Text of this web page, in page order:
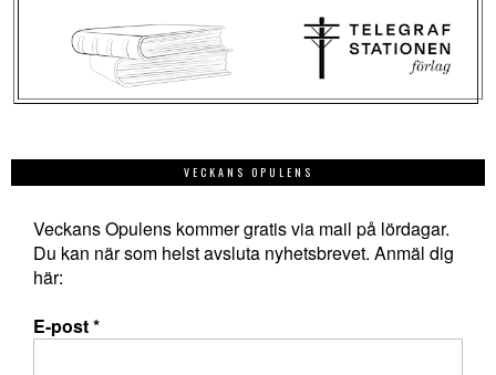
VECKANS OPULENS
Veckans Opulens kommer gratis via mail på lördagar.
Du kan när som helst avsluta nyhetsbrevet. Anmäl dig
här:
E-post*